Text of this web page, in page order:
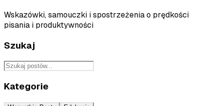
Wskazówki, samouczki i spostrzeżenia o prędkości
pisania i produktywności
Szukaj
Kategorie